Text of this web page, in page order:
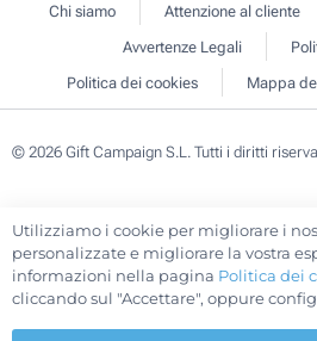
Chi siamo Attenzione al cliente
Avvertenze Legali
Politica dei cookies
Mappa
© 2026 Gift Campaign S.L. Tutti i diritti
Utilizziamo i cookie per migliorare i
personalizzate e migliorare la vostra
informazioni nella pagina Politica dei
cliccando sul "Accettare", oppure